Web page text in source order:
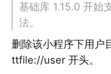
基础库 1.15.0 开始
法。
删除该小程序下用户
ttfile://user 开头。